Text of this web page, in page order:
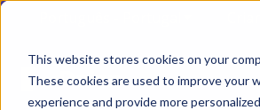
This website stores cookies on your
These cookies are used to improve your
experience and provide more
Mostrar